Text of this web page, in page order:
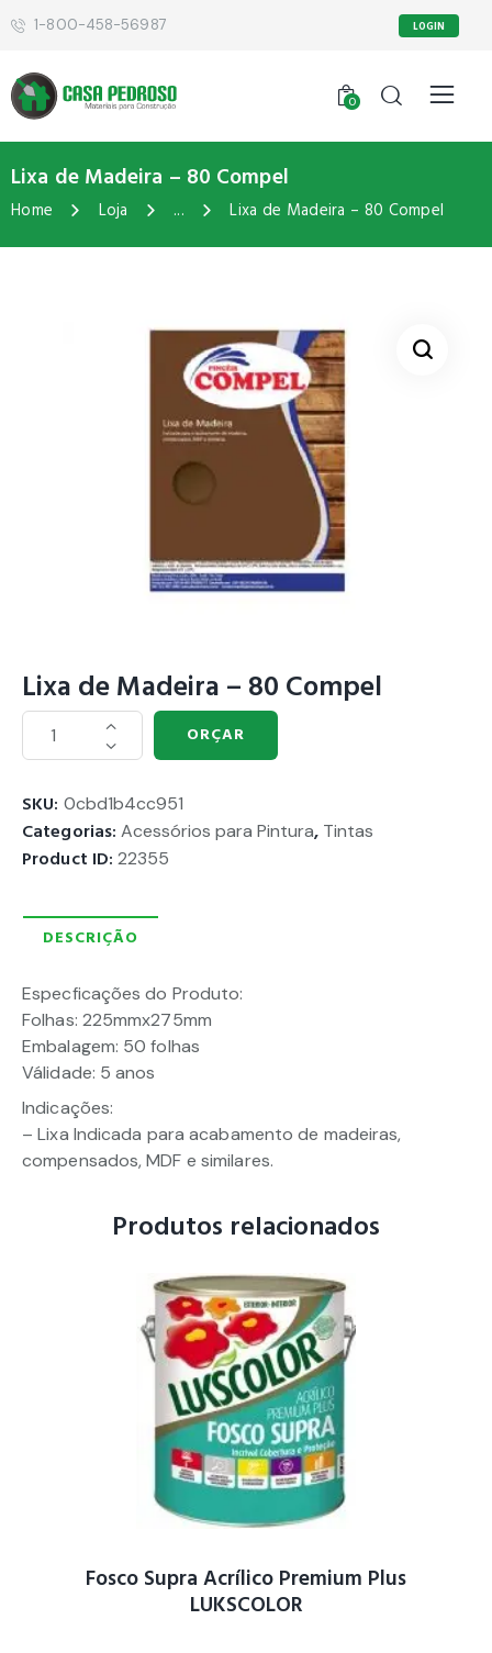
1-800-458-56987 LOGIN
0
Lixa de Madeira – 80 Compel
Home Loja ... Lixa de Madeira – 80 Compel
Lixa de Madeira – 80 Compel
ORÇAR
SKU: 0cbd1b4cc951
Categorias:Acessórios para Pintura, Tintas
Product ID:22355
DESCRIÇÃO
Especficações do Produto:
Folhas: 225mmx275mm
Embalagem: 50 folhas
Válidade: 5 anos
Indicações:
– Lixa Indicada para acabamento de madeiras,
compensados, MDF e similares.
Produtos relacionados
Fosco Supra Acrílico Premium Plus
LUKSCOLOR